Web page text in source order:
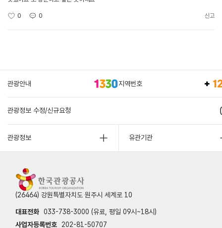
0 0 신고
관광안내 지역번호
관광정보 수정/신규요청
관광정보 유관기관
(26464) 강원특별자치도 원주시 세계로 10
대표전화 033-738-3000 (유료, 평일 09시~18시)
사업자등록번호
202-81-50707